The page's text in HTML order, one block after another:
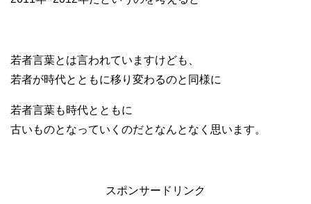
若者言葉とは言われていますけども、
若者が時代とともに移り変わるのと同様に
若者言葉も時代とともに
古いものとなっていくのだとなんとなく思います。
スポンサードリンク